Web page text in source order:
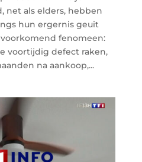
net als elders, hebben
hun ergernis geuit
fenomeen:
voortijdig defect raken,
na aankoop,...